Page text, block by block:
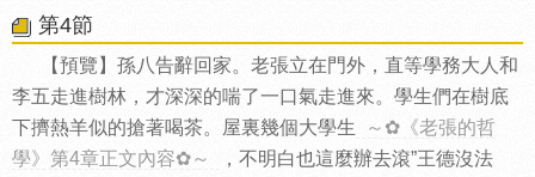
第4節
【預覽】孫八告辭回家。老張立在門外，直等學務大人和
李五走進樹林，才深深的喘了一口氣走進來。學生們在樹底
下擠熱羊似的搶著喝茶。屋裏幾個大學生
～✿《老張的哲
學》第4章正文內容✿～
，不明白也這麼辦去滾”王德沒法